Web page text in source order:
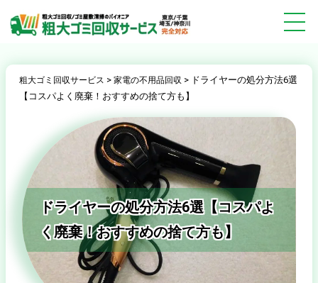
粗大ゴミ回収サービス > 家電の不用品回収 > ドライヤーの処分方法6選
【コスパよく廃棄！おすすめの捨て方も】
ドライヤーの処分方法6選【コスパよ
く廃棄！おすすめの捨て方も】